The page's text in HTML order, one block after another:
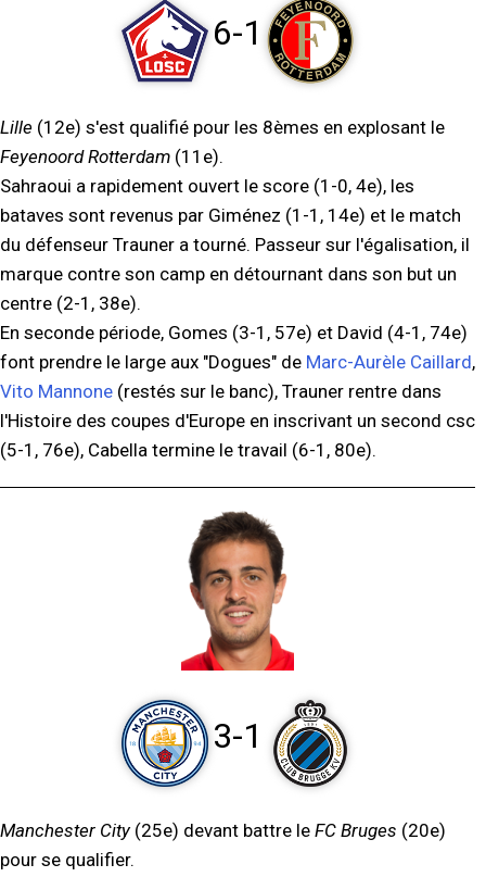
6-1
Lille (12e) s'est qualifié pour les 8èmes en explosant le
Feyenoord Rotterdam (11e).
Sahraoui a rapidement ouvert le score (1-0, 4e), les
bataves sont revenus par Giménez (1-1, 14e) et le match
du défenseur Trauner a tourné. Passeur sur l'égalisation, il
marque contre son camp en détournant dans son but un
centre (2-1, 38e).
En seconde période, Gomes (3-1, 57e) et David (4-1, 74e)
font prendre le large aux "Dogues" de Marc-Aurèle Caillard,
Vito Mannone (restés sur le banc), Trauner rentre dans
l'Histoire des coupes d'Europe en inscrivant un second csc
(5-1, 76e), Cabella termine le travail (6-1, 80e).
3-1
Manchester City(25e) devant battre le FC Bruges (20e)
pour se qualifier.